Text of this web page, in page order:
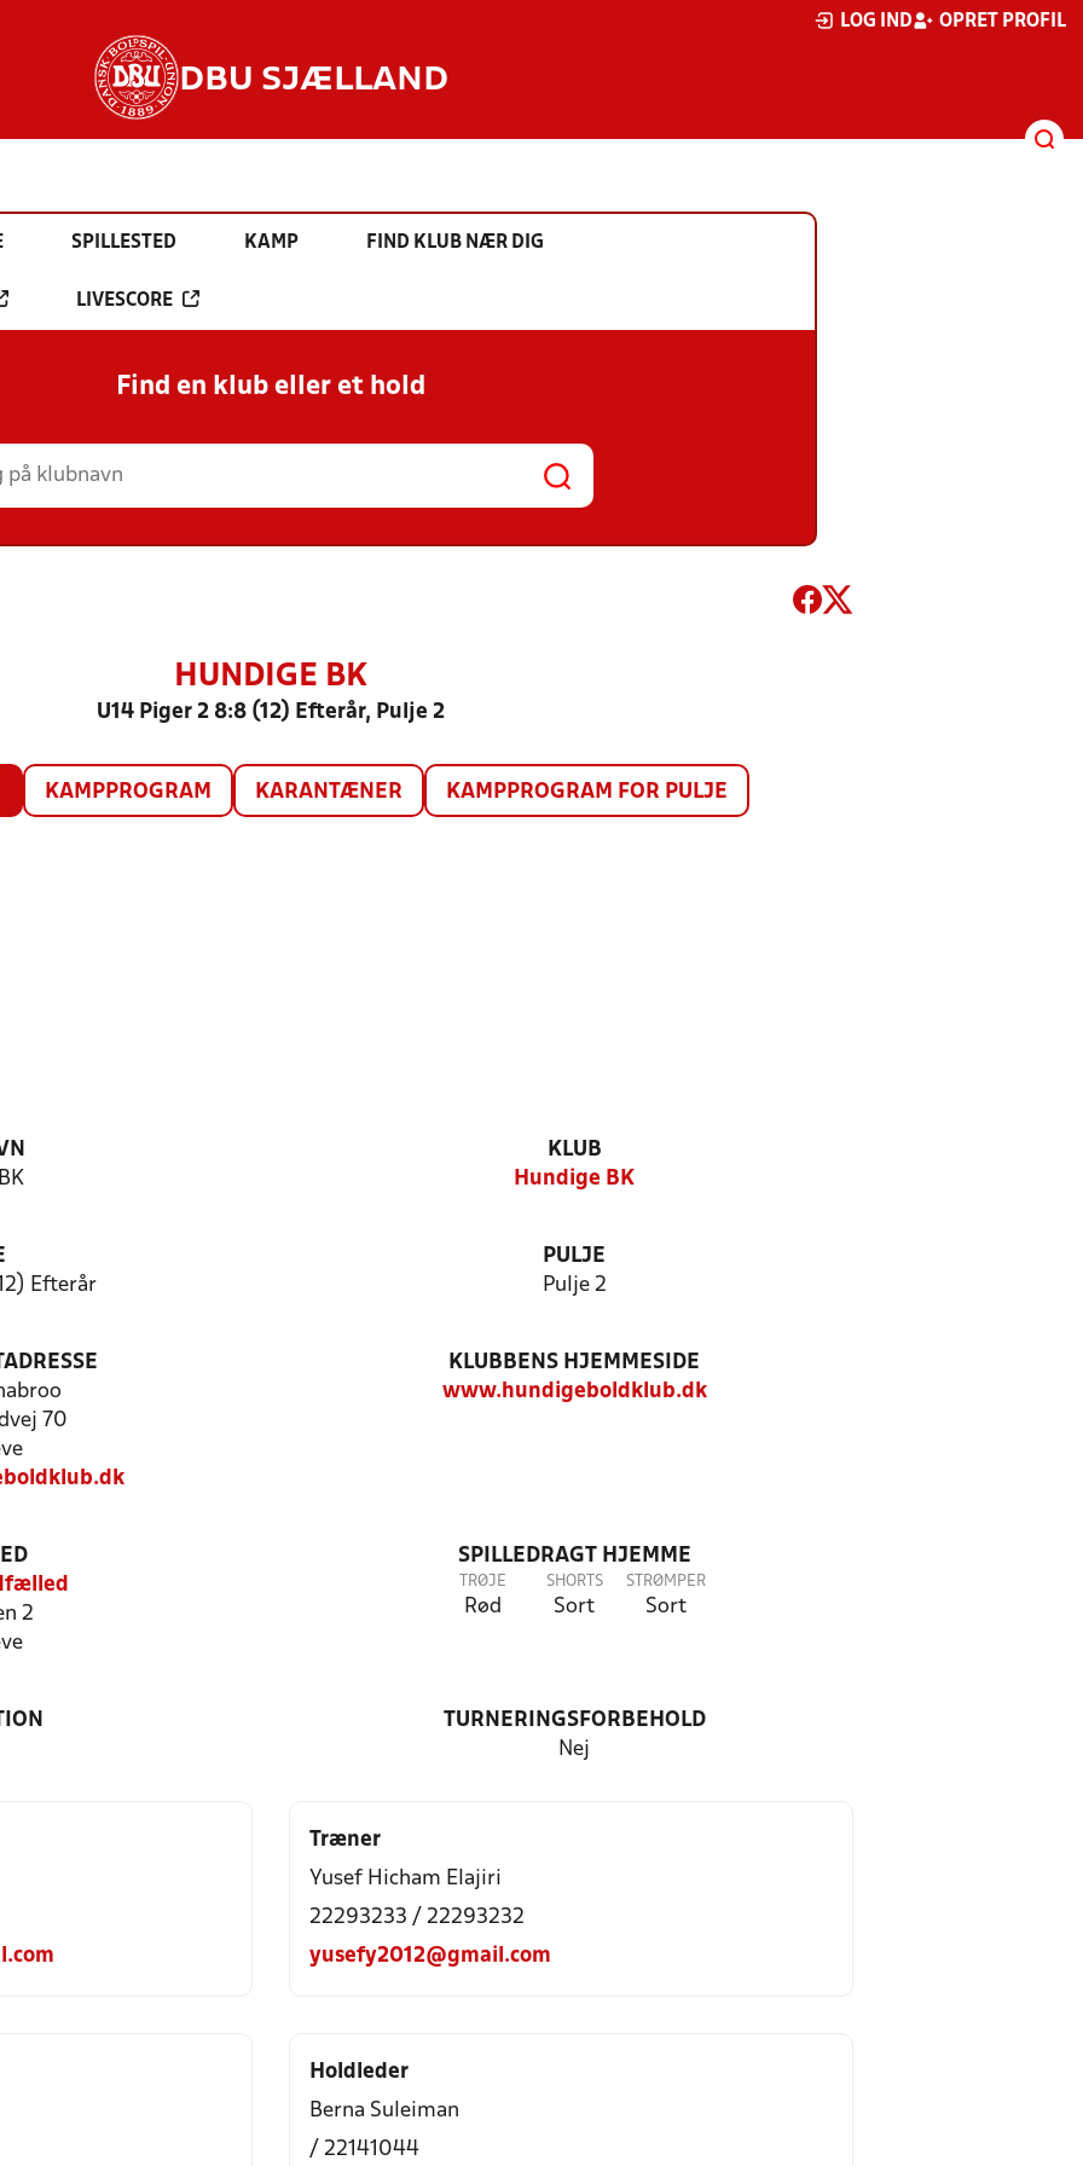
LOG IND OPRET PROFIL
DBU SJÆLLAND
SPILLESTED KAMP FIND KLUB NÆR DIG
LIVESCORE
Find en klub eller et hold
HUNDIGE BK
U14 Piger 2 8:8 (12) Efterår, Pulje 2
KAMPPROGRAM KARANTÆNER KAMPPROGRAM FOR PULJE
KLUB
Hundige BK
Efterår
PULJE
Pulje 2
70
KLUBBENS HJEMMESIDE
www.hundigeboldklub.dk
2
SPILLEDRAGT HJEMME
TRØJE
Rød
SHORTS
Sort
STRØMPER
Sort
TURNERINGSFORBEHOLD
Nej
Træner
Yusef Hicham Elajiri
22293233 / 22293232
yusefy2012@gmail.com
Holdleder
Berna Suleiman
/ 22141044